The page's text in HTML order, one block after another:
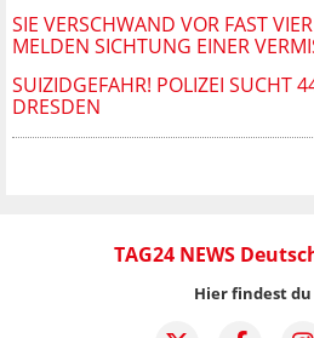
SIE VERSCHWAND VOR FAST
MELDEN SICHTUNG EINER
SUIZIDGEFAHR! POLIZEI SUCHT
DRESDEN
TAG24 NEWS
Hier findest du